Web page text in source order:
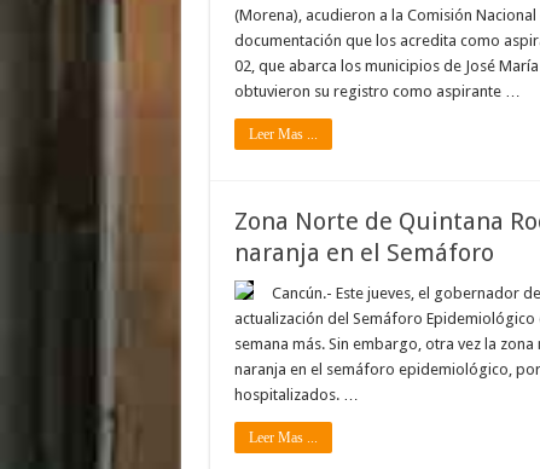
(Morena), acudieron a la Comisión
documentación que los acredita como
02, que abarca los municipios de José
obtuvieron su registro como aspirante …
Leer Mas ...
Zona Norte de Quintana
naranja en el Semáforo
Cancún.- Este jueves, el gobernador
actualización del Semáforo
semana más. Sin embargo, otra vez la
naranja en el semáforo epidemiológico,
hospitalizados. …
Leer Mas ...